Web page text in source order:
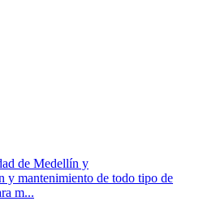
de Medellín y
y mantenimiento de todo tipo de
m...